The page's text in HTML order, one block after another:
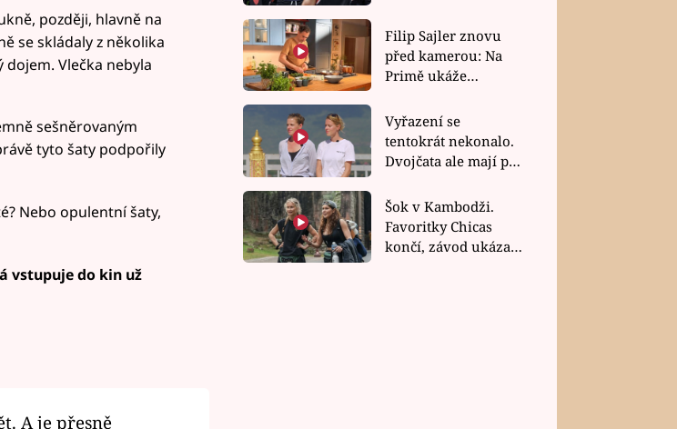
později, hlavně na
se skládaly z několika
Vlečka nebyla
sešněrovaným
tyto šaty podpořily
Nebo opulentní šaty,
vstupuje do kin už
A je přesně
Filip Sajler znovu
před kamerou: Na
Primě ukáže
rychlé recepty
Vyřazení se
tentokrát nekonalo.
Dvojčata ale mají po
závodu nůž na krku
Šok v Kambodži.
Favoritky Chicas
končí, závod ukázal